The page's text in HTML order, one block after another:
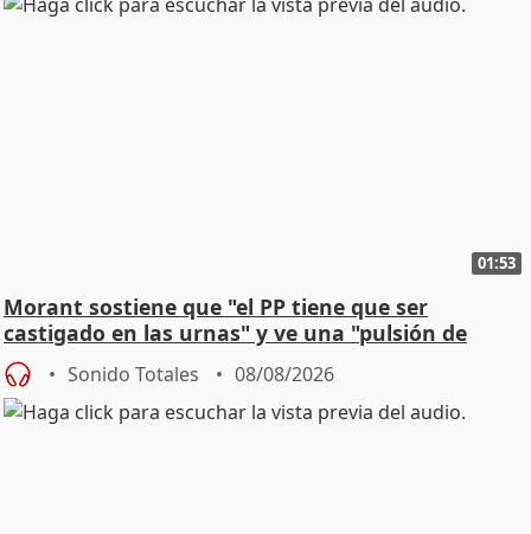
01:53
Morant sostiene que "el PP tiene que ser
castigado en las urnas" y ve una "pulsión de
cambio"
Sonido Totales 08/08/2026